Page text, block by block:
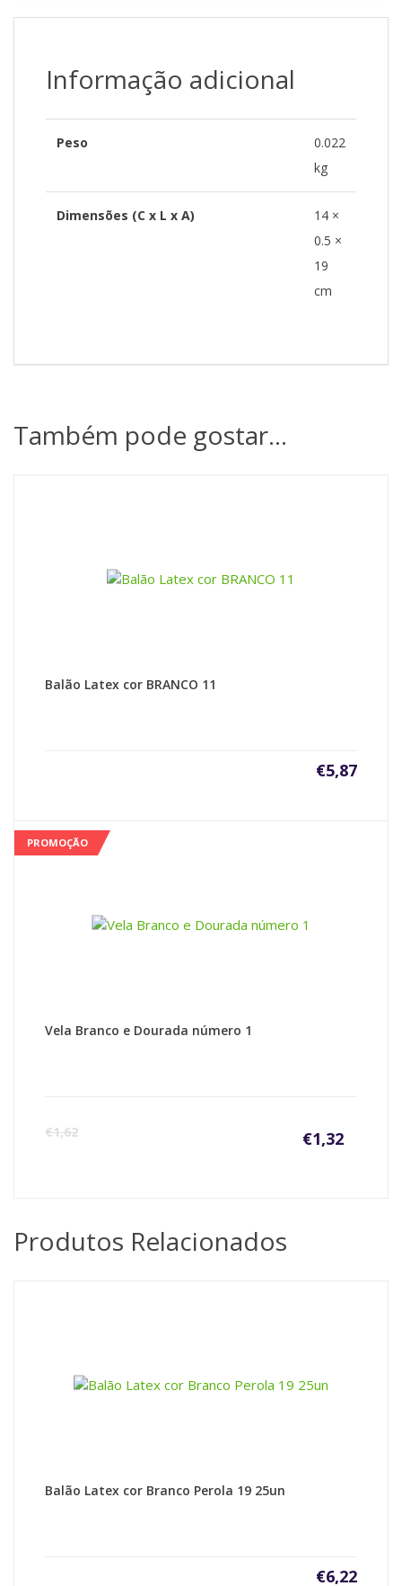
Informação adicional
Peso
0.022
kg
Dimensões (C x L x A)
14 ×
0.5 ×
19
cm
Também pode gostar…
Balão Latex cor BRANCO 11
€5,87
PROMOÇÃO
Vela Branco e Dourada número 1
€1,62 €1,32
Produtos Relacionados
Balão Latex cor Branco Perola 19 25un
€6,22